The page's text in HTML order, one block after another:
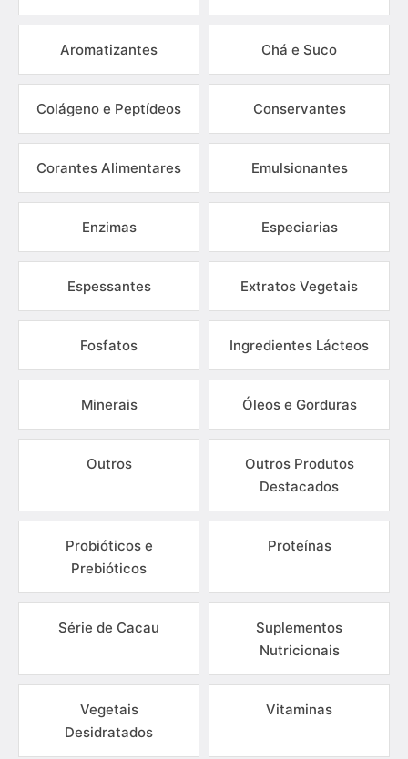
Aromatizantes Chá e Suco
Colágeno e Peptídeos Conservantes
Corantes Alimentares Emulsionantes
Enzimas Especiarias
Espessantes Extratos Vegetais
Fosfatos Ingredientes Lácteos
Minerais Óleos e Gorduras
Outros
Outros Produtos
Destacados
Probióticos e
Prebióticos
Proteínas
Série de Cacau
Suplementos
Nutricionais
Vegetais
Desidratados
Vitaminas